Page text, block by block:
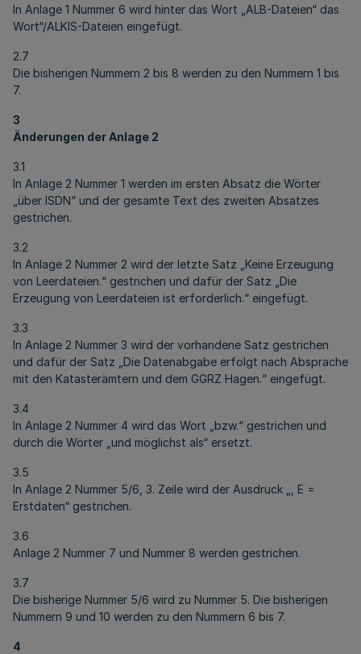
In Anlage 1 Nummer 6 wird hinter das Wort „ALB-Dateien“ das
Wort“/ALKIS-Dateien eingefügt.
2.7
Die bisherigen Nummern 2 bis 8 werden zu den Nummern 1 bis
7.
3
Änderungen der Anlage 2
3.1
In Anlage 2 Nummer 1 werden im ersten Absatz die Wörter
„über ISDN“ und der gesamte Text des zweiten Absatzes
gestrichen.
3.2
In Anlage 2 Nummer 2 wird der letzte Satz „Keine Erzeugung
von Leerdateien.“ gestrichen und dafür der Satz „Die
Erzeugung von Leerdateien ist erforderlich.“ eingefügt.
3.3
In Anlage 2 Nummer 3 wird der vorhandene Satz gestrichen
und dafür der Satz „Die Datenabgabe erfolgt nach Absprache
mit den Katasterämtern und dem GGRZ Hagen.“ eingefügt.
3.4
In Anlage 2 Nummer 4 wird das Wort „bzw.“ gestrichen und
durch die Wörter „und möglichst als“ ersetzt.
3.5
In Anlage 2 Nummer 5/6, 3. Zeile wird der Ausdruck „, E =
Erstdaten“ gestrichen.
3.6
Anlage 2 Nummer 7 und Nummer 8 werden gestrichen.
3.7
Die bisherige Nummer 5/6 wird zu Nummer 5. Die bisherigen
Nummern 9 und 10 werden zu den Nummern 6 bis 7.
4